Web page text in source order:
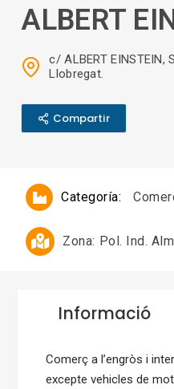
ALBERT
c/ ALBERT EINSTEIN,
Llobregat.
Compartir
Categoría:
Zona: Pol. Ind.
Informació
Comerç a l’engròs i
excepte vehicles de